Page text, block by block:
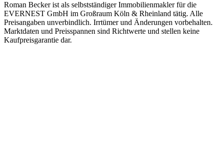
Roman Becker ist als selbstständiger Immobilienmakler für die
EVERNEST GmbH im Großraum Köln & Rheinland tätig. Alle
Preisangaben unverbindlich. Irrtümer und Änderungen vorbehalten.
Marktdaten und Preisspannen sind Richtwerte und stellen keine
Kaufpreisgarantie dar.